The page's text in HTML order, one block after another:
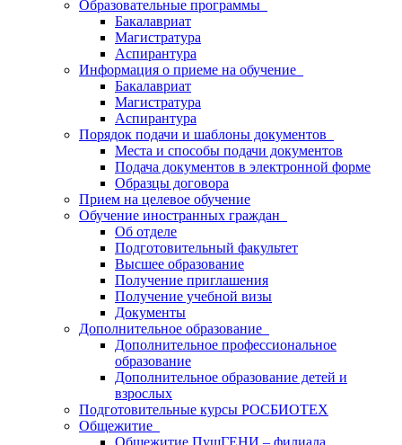
Образовательные программы
Бакалавриат
Магистратура
Аспирантура
Информация о приеме на обучение
Бакалавриат
Магистратура
Аспирантура
Порядок подачи и шаблоны документов
Места и способы подачи документов
Подача документов в электронной форме
Образцы договора
Прием на целевое обучение
Обучение иностранных граждан
Об отделе
Подготовительный факультет
Высшее образование
Получение приглашения
Получение учебной визы
Документы
Дополнительное образование
Дополнительное профессиональное
образование
Дополнительное образование детей и
взрослых
Подготовительные курсы РОСБИОТЕХ
Общежитие
Общежитие ПущГЕНИ – филиала